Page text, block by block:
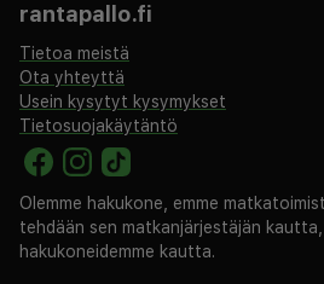
rantapallo.fi
Tietoa meistä
Ota yhteyttä
Usein kysytyt kysymykset
Tietosuojakäytäntö
Olemme hakukone, emme
tehdään sen matkanjärjestäjän
hakukoneidemme kautta.